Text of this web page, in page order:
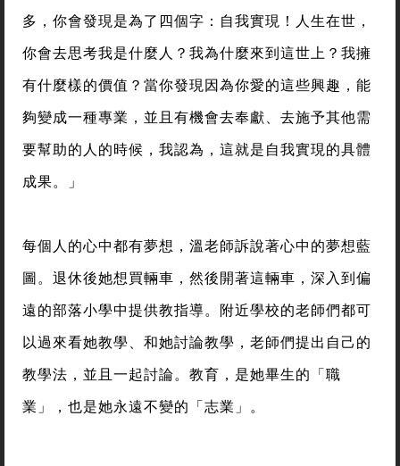
多，你會發現是為了四個字：自我實現！人生在世，
你會去思考我是什麼人？我為什麼來到這世上？我擁
有什麼樣的價值？當你發現因為你愛的這些興趣，能
夠變成一種專業，並且有機會去奉獻、去施予其他需
要幫助的人的時候，我認為，這就是自我實現的具體
成果。」
每個人的心中都有夢想，溫老師訴說著心中的夢想藍
圖。退休後她想買輛車，然後開著這輛車，深入到偏
遠的部落小學中提供教指導。附近學校的老師們都可
以過來看她教學、和她討論教學，老師們提出自己的
教學法，並且一起討論。教育，是她畢生的「職
業」，也是她永遠不變的「志業」。